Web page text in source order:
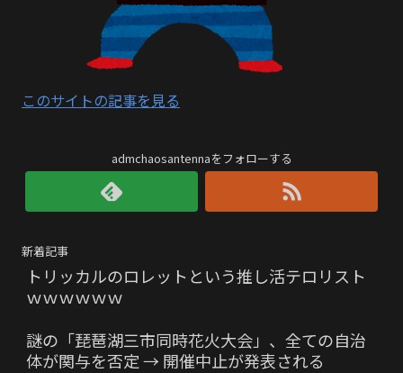
このサイトの記事を見る
admchaosantennaをフォローする
新着記事
トリッカルのロレットという推し活テロリスト
ｗｗｗｗｗｗ
謎の「琵琶湖三市同時花火大会」、全ての自治
体が関与を否定 → 開催中止が発表される